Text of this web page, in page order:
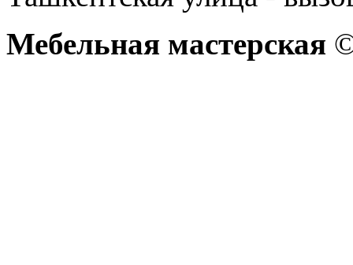
Мебельная мастерская